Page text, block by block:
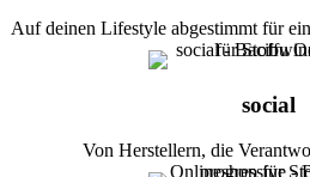
Auf deinen Lifestyle abgestimmt für
social
Von Herstellern, die